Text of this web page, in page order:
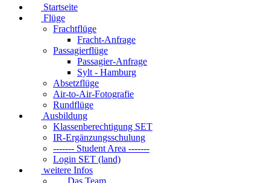
Startseite
Flüge
Frachtflüge
Fracht-Anfrage
Passagierflüge
Passagier-Anfrage
Sylt - Hamburg
Absetzflüge
Air-to-Air-Fotografie
Rundflüge
Ausbildung
Klassenberechtigung SET
IR-Ergänzungsschulung
------- Student Area -------
Login SET (land)
weitere Infos
Das Team